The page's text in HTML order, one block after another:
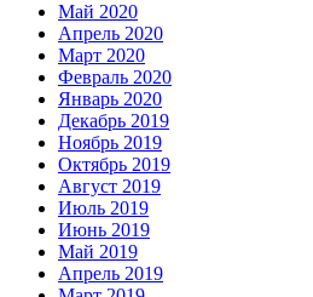
Май 2020
Апрель 2020
Март 2020
Февраль 2020
Январь 2020
Декабрь 2019
Ноябрь 2019
Октябрь 2019
Август 2019
Июль 2019
Июнь 2019
Май 2019
Апрель 2019